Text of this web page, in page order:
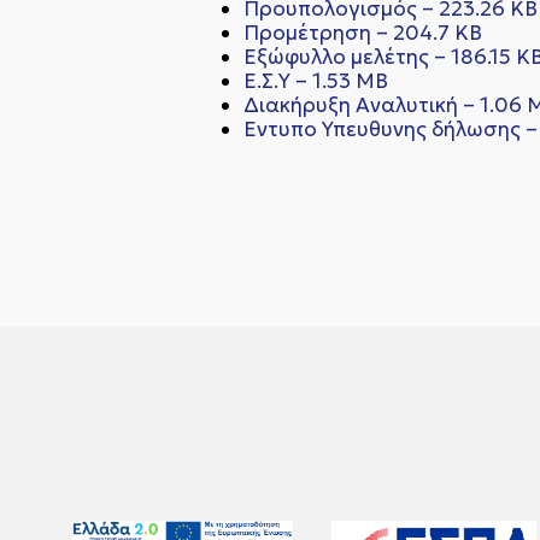
Προυπολογισμός – 223.26 KB
Προμέτρηση – 204.7 KB
Εξώφυλλο μελέτης – 186.15
Ε.Σ.Υ – 1.53 MB
Διακήρυξη Αναλυτική – 1.06
Εντυπο Υπευθυνης δήλωσης